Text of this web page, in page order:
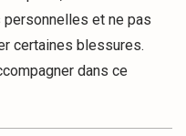
et ne pas
certaines blessures.
dans ce